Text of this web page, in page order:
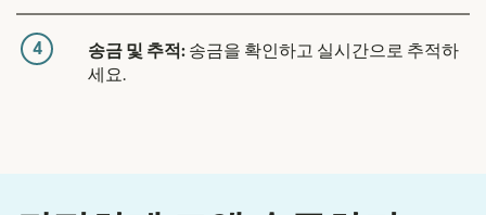
4 송금 및 추적: 송금을 확인하고 실시간으로 추적하
세요.